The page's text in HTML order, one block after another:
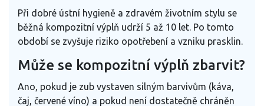
Při dobré ústní hygieně a zdravém životním stylu se
běžná kompozitní výplň udrží 5 až 10 let. Po tomto
období se zvyšuje riziko opotřebení a vzniku prasklin.
Může se kompozitní výplň zbarvit?
Ano, pokud je zub vystaven silným barvivům (káva,
čaj, červené víno) a pokud není dostatečně chráněn